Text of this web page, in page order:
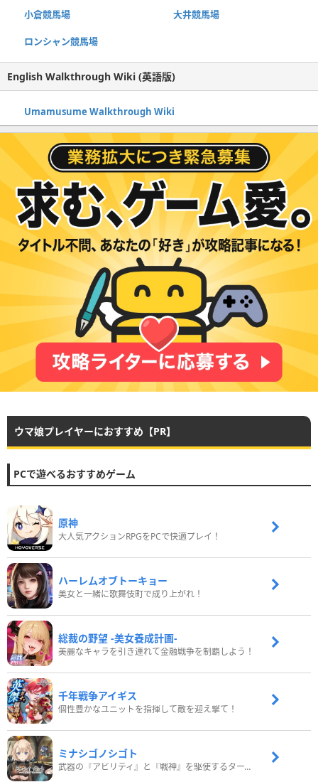
小倉競馬場 大井競馬場
ロンシャン競馬場
English Walkthrough Wiki (英語版)
Umamusume Walkthrough Wiki
ウマ娘プレイヤーにおすすめ【PR】
PCで遊べるおすすめゲーム
原神
大人気アクションRPGをPCで快適プレイ！
ハーレムオブトーキョー
美女と一緒に歌舞伎町で成り上がれ！
総裁の野望 -美女養成計画-
美麗なキャラを引き連れて金融戦争を制覇しよう！
千年戦争アイギス
個性豊かなユニットを指揮して敵を迎え撃て！
ミナシゴノシゴト
武器の『アビリティ』と『戦神』を駆使するターン制コマンドバトルRPG！